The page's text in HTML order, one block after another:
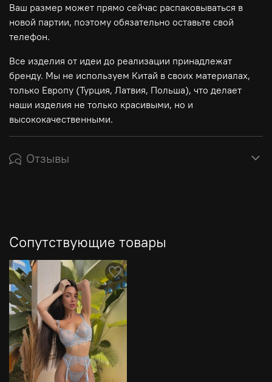
Ваш размер может прямо сейчас распаковываться в
новой партии, поэтому обязательно оставьте свой
телефон.
Все изделия от идеи до реализации принадлежат
бренду. Мы не используем Китай в своих материалах,
только Европу (Турция, Латвия, Польша), что делает
наши изделия не только красивыми, но и
высококачественными.
Отзывы
Сопутствующие товары